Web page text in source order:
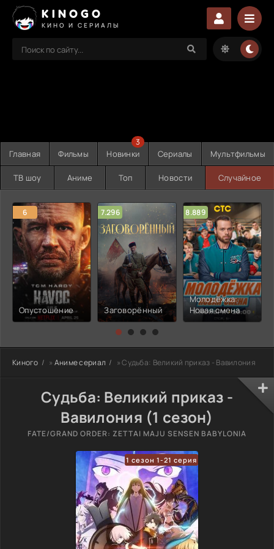
KINOGO
КИНО И СЕРИАЛЫ
Главная Фильмы Новинки
3
Сериалы Мультфильмы
ТВ шоу Аниме Топ Новости Случайное
6
Опустошение
7.296
Заговорённый
8.889
Молодёжка:
Новая смена
Киного » Аниме сериал » Судьба: Великий приказ - Вавилония
Судьба: Великий приказ -
Вавилония (1 сезон)
FATE/GRAND ORDER: ZETTAI MAJU SENSEN BABYLONIA
1 сезон 1-21 серия